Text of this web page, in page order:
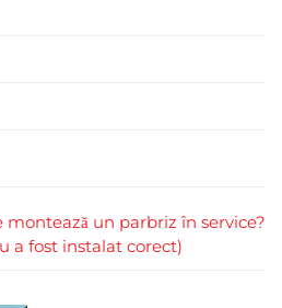
montează un parbriz în service?
a fost instalat corect)